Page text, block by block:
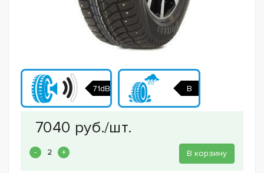
71dB B
В корзину